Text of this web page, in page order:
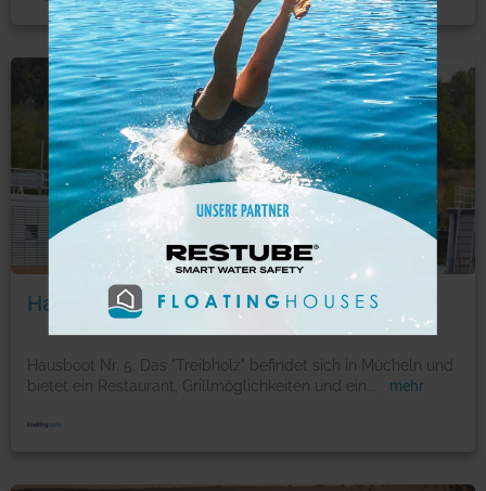
Ferienwohnung
Hausboot No. 5 "Treibholz"
Hausboot Nr. 5. Das "Treibholz" befindet sich in Mücheln und
bietet ein Restaurant, Grillmöglichkeiten und ein
mehr